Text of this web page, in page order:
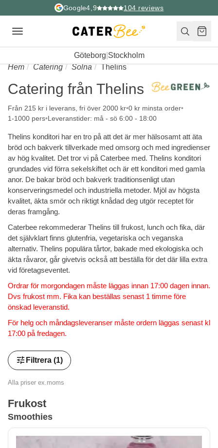
Google4,9 104 reviews
Toggle
Göteborg Stockholm
Hem
Catering Solna Thelins
Catering från Thelins
Från 215 kr i leverans, fri över 2000 kr 0 kr minsta order
1-1000 pers Leveranstider: må - sö 6:00 - 18:00
Thelins konditori har en tro på att det är mer hälsosamt att äta
bröd och bakverk tillverkade med omsorg och med ingredienser
av hög kvalitet. Det tror vi på Caterbee med. Thelins konditori
grundades vid förra sekelskiftet och är ett konditori med gamla
anor. De bakar bröd och bakverk traditionsenligt utan
konserveringsmedel och industriella metoder. Mjöl av högsta
kvalitet, äkta smör och riktigt knådad deg utgör receptet för
deras framgång.
Caterbee rekommederar Thelins till frukost, lunch och fika, där
det självklart finns glutenfria, vegetariska och veganska
alternativ. Thelins populära tårtor, bakade med ekologiska och
äkta råvaror, går givetvis också att beställa för det där lilla extra
vid företagseventet.
Ordrar för morgondagen måste läggas innan 17:00 dagen innan.
Dvs frukost mm. Fika kan beställas senast 1 timme före
önskad leveranstid.
För helg och måndagsleveranser måste ordern läggas senast kl
17:00 på fredagen.
tune Filtrera (1)
Alla priser ex.moms
Frukost
Smoothies